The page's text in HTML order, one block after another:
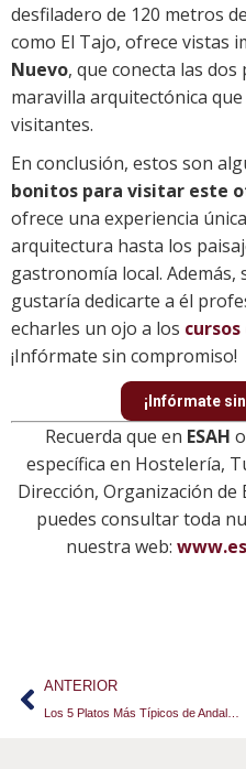
desfiladero de 120 metros
como El Tajo, ofrece vistas
Nuevo, que conecta las
maravilla arquitectónica
visitantes.
En conclusión, estos son
bonitos para visitar este
ofrece una experiencia
arquitectura hasta los
gastronomía local.
gustaría dedicarte a él
echarles un ojo a los
¡Infórmate sin compromiso!
¡Infórmate
Recuerda que en ESAH
específica en Hostelería,
Dirección, Organización de
puedes consultar toda
nuestra web:
ANTERIOR